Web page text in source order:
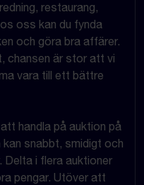
restaurang,
oss kan du fynda
och göra bra affärer.
chansen är stor att vi
vara till ett bättre
handla på auktion på
snabbt, smidigt och
Delta i flera auktioner
pengar. Utöver att